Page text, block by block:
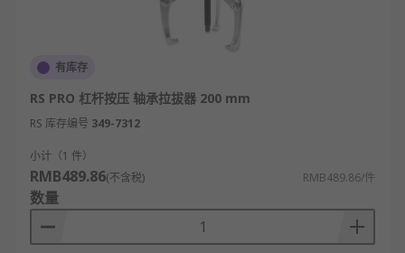
有库存
RS PRO 杠杆按压 轴承拉拔器 200 mm
RS 库存编号 349-7312
小计（1 件）
RMB489.86(不含税) RMB489.86/件
数量